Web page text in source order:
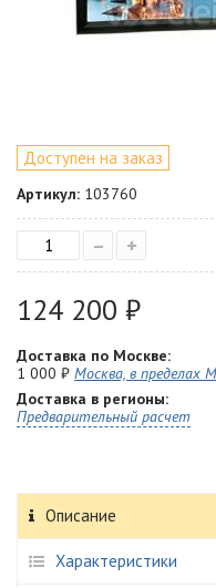
Доступен на заказ
Артикул: 103760
– +
124 200 ₽
Доставка по Москве:
1 000 ₽ Москва, в пределах
Доставка в регионы:
Предварительный расчет
Описание
Характеристики